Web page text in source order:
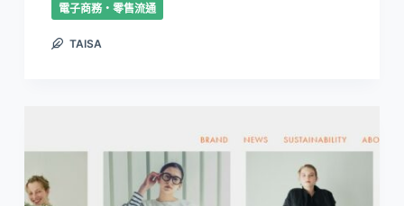
電子商務・零售流通
TAISA